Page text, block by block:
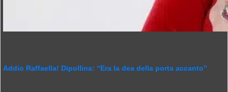
Addio Raffaella! Dipollina: “Era la dea della porta accanto”